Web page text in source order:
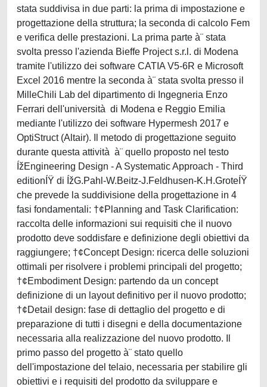
stata suddivisa in due parti: la prima di impostazione e
progettazione della struttura; la seconda di calcolo Fem
e verifica delle prestazioni. La prima parte à¨ stata
svolta presso l'azienda Bieffe Project s.r.l. di Modena
tramite l'utilizzo dei software CATIA V5-6R e Microsoft
Excel 2016 mentre la seconda à¨ stata svolta presso il
MilleChili Lab del dipartimento di Ingegneria Enzo
Ferrari dell'università di Modena e Reggio Emilia
mediante l'utilizzo dei software Hypermesh 2017 e
OptiStruct (Altair). Il metodo di progettazione seguito
durante questa attività à¨ quello proposto nel testo
ÍžEngineering Design - A Systematic Approach - Third
editionÍŸ di ÍžG.Pahl-W.Beitz-J.Feldhusen-K.H.GroteÍŸ
che prevede la suddivisione della progettazione in 4
fasi fondamentali: †¢Planning and Task Clarification:
raccolta delle informazioni sui requisiti che il nuovo
prodotto deve soddisfare e definizione degli obiettivi da
raggiungere; †¢Concept Design: ricerca delle soluzioni
ottimali per risolvere i problemi principali del progetto;
†¢Embodiment Design: partendo da un concept
definizione di un layout definitivo per il nuovo prodotto;
†¢Detail design: fase di dettaglio del progetto e di
preparazione di tutti i disegni e della documentazione
necessaria alla realizzazione del nuovo prodotto. Il
primo passo del progetto à¨ stato quello
dell'impostazione del telaio, necessaria per stabilire gli
obiettivi e i requisiti del prodotto da sviluppare e